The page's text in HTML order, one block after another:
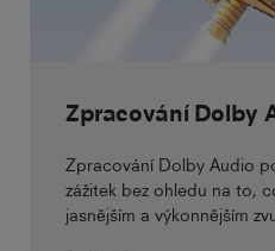
Zpracování Dolby
Zpracování Dolby Audio
zážitek bez ohledu na to,
jasnějším a výkonnějším